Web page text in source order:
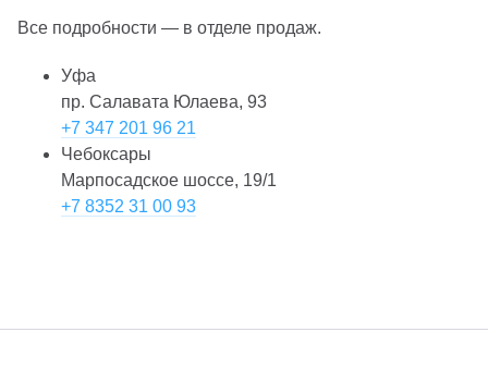
Все подробности — в отделе продаж.
Уфа
пр. Салавата Юлаева, 93
+7 347 201 96 21
Чебоксары
Марпосадское шоссе, 19/1
+7 8352 31 00 93